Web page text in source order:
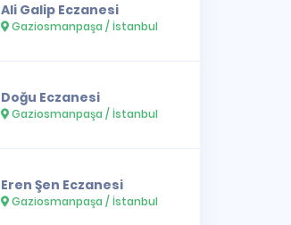
Ali Galip Eczanesi
Gaziosmanpaşa / İstanbul
Doğu Eczanesi
Gaziosmanpaşa / İstanbul
Eren Şen Eczanesi
Gaziosmanpaşa / İstanbul